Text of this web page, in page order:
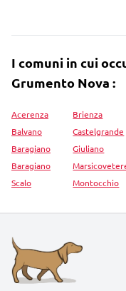
I comuni in cui
Grumento Nova :
Acerenza
Balvano
Baragiano
Baragiano
Scalo
Brienza
Castelgrande
Giuliano
Montocchio